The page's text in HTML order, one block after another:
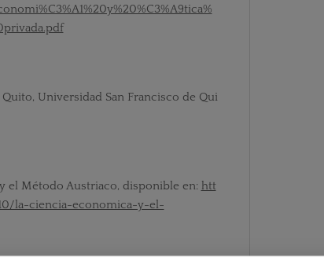
Universidad San Francisco de Qui
el Método Austriaco, disponible en: htt
la-ciencia-economica-y-el-